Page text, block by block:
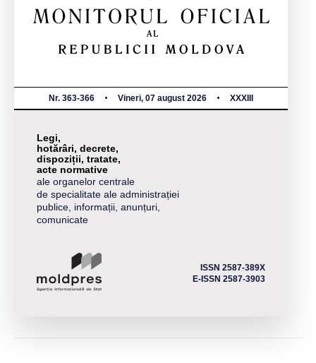
Nr. 363-366 Vineri, 07 august 2026 XXXIII
Legi,
hotărâri, decrete,
dispoziții, tratate,
acte normative
ale organelor centrale
de specialitate ale administrației
publice, informații, anunțuri,
comunicate
ISSN 2587-389X
E-ISSN 2587-3903